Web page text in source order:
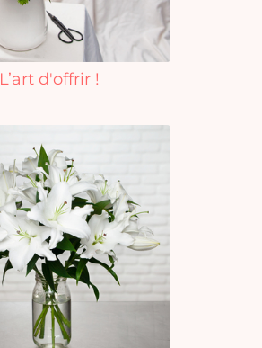
L’art d'offrir !